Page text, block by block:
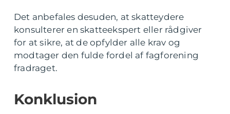
Det anbefales desuden, at skatteydere
konsulterer en skatteekspert eller rådgiver
for at sikre, at de opfylder alle krav og
modtager den fulde fordel af fagforening
fradraget.
Konklusion